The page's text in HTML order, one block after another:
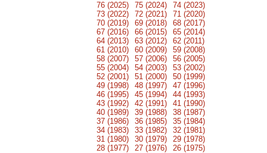
76 (2025) 75 (2024)
74 (2023)
73 (2022)
72 (2021)
71 (2020)
70 (2019)
69 (2018)
68 (2017)
67 (2016)
66 (2015)
65 (2014)
64 (2013)
63 (2012)
62 (2011)
61 (2010)
60 (2009)
59 (2008)
58 (2007)
57 (2006)
56 (2005)
55 (2004)
54 (2003)
53 (2002)
52 (2001)
51 (2000)
50 (1999)
49 (1998)
48 (1997)
47 (1996)
46 (1995)
45 (1994)
44 (1993)
43 (1992)
42 (1991)
41 (1990)
40 (1989)
39 (1988)
38 (1987)
37 (1986)
36 (1985)
35 (1984)
34 (1983)
33 (1982)
32 (1981)
31 (1980)
30 (1979)
29 (1978)
28 (1977)
27 (1976)
26 (1975)